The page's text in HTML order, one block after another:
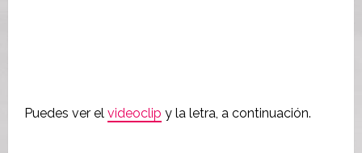
Puedes ver el videoclip y la letra, a continuación.